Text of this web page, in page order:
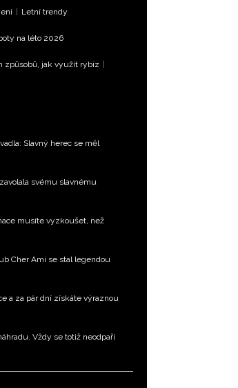
| Letní trendy
na léto 2026
způsobů, jak využít rybíz |
Slavný herec se měl
svému slavnému
musíte vyzkoušet, než
Cher Ami se stal legendou
a za pár dní získáte výraznou
Vždy se totiž neodpaří